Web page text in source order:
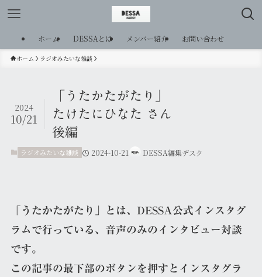
ホーム DESSAとは メンバー紹介 お問い合わせ
ホーム ラジオみたいな雑談
「うたかたがたり」
たけたにひなた さん
後編
2024
10/21
ラジオみたいな雑談 2024-10-21 DESSA編集デスク
「うたかたがたり」とは、DESSA公式インスタグ
ラムで行っている、音声のみのインタビュー対談
です。
この記事の最下部のボタンを押すとインスタグラ